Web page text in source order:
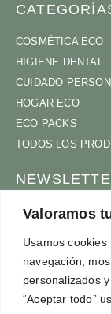
Valoramos
Usamos
navegación,
personalizados
“Aceptar todo”
COSMÉTICA ECO
HIGIENE DENTAL
CUIDADO
HOGAR ECO
ECO PACKS
TODOS LOS
ÚNETE A
ACEPTO